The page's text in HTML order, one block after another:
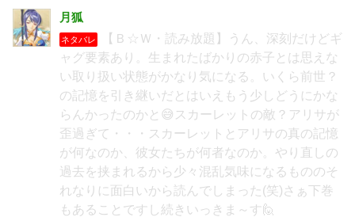
月狐
ネタバレ
【Ｂ☆Ｗ・読み放題】うん、深刻だけどギ
ャグ要素あり。生まれたばかりの赤子とは思えな
い取り扱い状態がかなり気になる。いくら前世？
の記憶を引き継いだとはいえもう少しどうにかな
らんかったのかと😅スカーレットの敵？アリサが
歪過ぎて・・・スカーレットとアリサの真の記憶
が何なのか、彼女たちが何者なのか。やり直しの
過去を挟まれるから少々混乱気味になるもののそ
れなりに面白いから読んでしまった(笑)さぁ下巻
もあることですし続きいっきま～す🙋